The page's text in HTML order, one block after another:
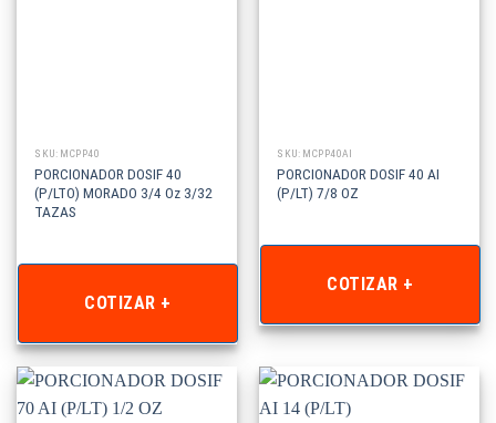
SKU: MCPP40
PORCIONADOR DOSIF 40
(P/LTO) MORADO 3/4 Oz 3/32
TAZAS
COTIZAR +
SKU: MCPP40AI
PORCIONADOR DOSIF 40 AI
(P/LT) 7/8 OZ
COTIZAR +